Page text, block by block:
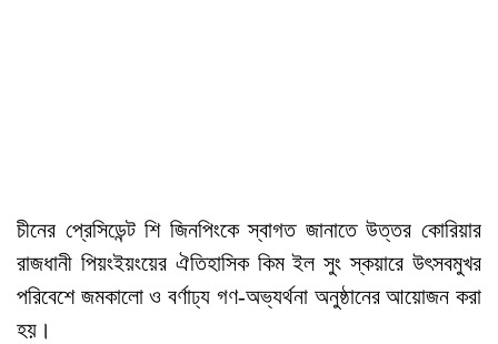
চীনের প্রেসিডেন্ট শি জিনপিংকে স্বাগত জানাতে উত্তর কোরিয়ার
রাজধানী পিয়ংইয়ংয়ের ঐতিহাসিক কিম ইল সুং স্কয়ারে উৎসবমুখর
পরিবেশে জমকালো ও বর্ণাঢ্য গণ-অভ্যর্থনা অনুষ্ঠানের আয়োজন করা
হয়।